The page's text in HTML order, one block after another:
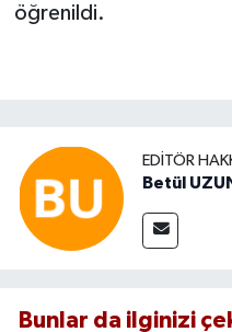
öğrenildi.
EDITÖR
Betül
Bunlar da ilginizi